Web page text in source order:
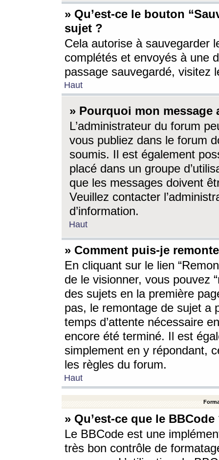
» Qu’est-ce le bouton
sujet ?
Cela autorise à sauvegarder
complétés et envoyés à une
passage sauvegardé, visitez
Haut
» Pourquoi mon message
L’administrateur du forum
vous publiez dans le forum
soumis. Il est également
placé dans un groupe
que les messages doivent
Veuillez contacter
d’information.
Haut
» Comment puis-je
En cliquant sur le lien
de le visionner, vous pouvez
des sujets en la première
pas, le remontage de sujet a
temps d’attente nécessaire
encore été terminé. Il est
simplement en y répondant,
les règles du forum.
Haut
» Qu’est-ce que le BBCode
Le BBCode est une
très bon contrôle de